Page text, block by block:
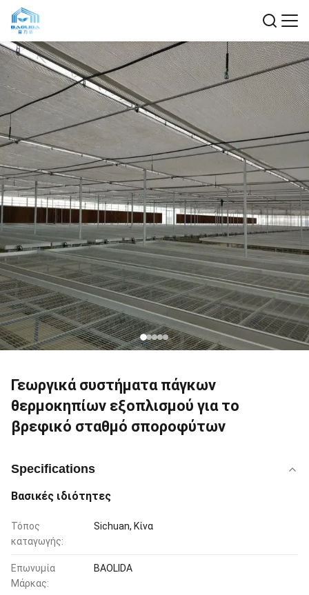
Γεωργικά συστήματα πάγκων
θερμοκηπίων εξοπλισμού για το
βρεφικό σταθμό σποροφύτων
Specifications
Βασικές ιδιότητες
Τόπος
καταγωγής:
Sichuan, Κίνα
Επωνυμία
Μάρκας:
BAOLIDA